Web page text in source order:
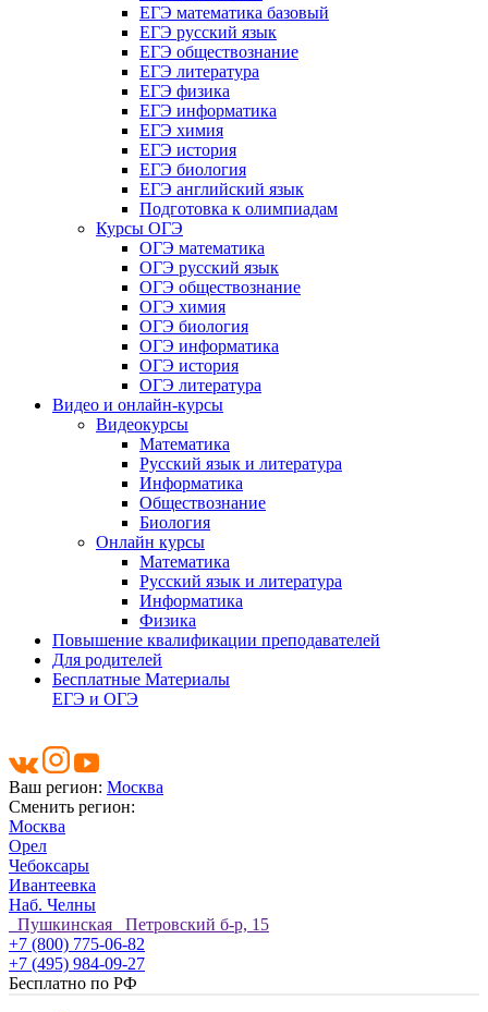
ЕГЭ математика базовый
ЕГЭ русский язык
ЕГЭ обществознание
ЕГЭ литература
ЕГЭ физика
ЕГЭ информатика
ЕГЭ химия
ЕГЭ история
ЕГЭ биология
ЕГЭ английский язык
Подготовка к олимпиадам
Курсы ОГЭ
ОГЭ математика
ОГЭ русский язык
ОГЭ обществознание
ОГЭ химия
ОГЭ биология
ОГЭ информатика
ОГЭ история
ОГЭ литература
Видео и онлайн-курсы
Видеокурсы
Математика
Русский язык и литература
Информатика
Обществознание
Биология
Онлайн курсы
Математика
Русский язык и литература
Информатика
Физика
Повышение квалификации преподавателей
Для родителей
Бесплатные Материалы
ЕГЭ и ОГЭ
Ваш регион: Москва
Сменить регион:
Москва
Орел
Чебоксары
Ивантеевка
Наб. Челны
Пушкинская Петровский б-р, 15
+7 (800) 775-06-82
+7 (495) 984-09-27
Бесплатно по РФ